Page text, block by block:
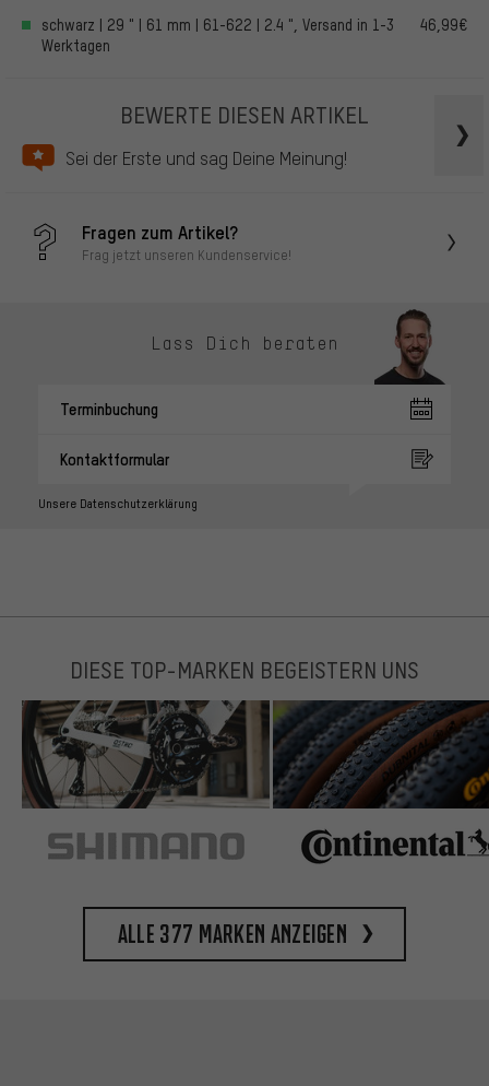
schwarz | 29 " | 61 mm | 61-622 | 2.4 ", Versand in 1-3
Werktagen
46,99€
BEWERTE DIESEN ARTIKEL
Sei der Erste und sag Deine Meinung!
Fragen zum Artikel?
Frag jetzt unseren Kundenservice!
Lass Dich beraten
Terminbuchung
Kontaktformular
Unsere Datenschutzerklärung
DIESE TOP-MARKEN BEGEISTERN UNS
Alle 377 Marken anzeigen